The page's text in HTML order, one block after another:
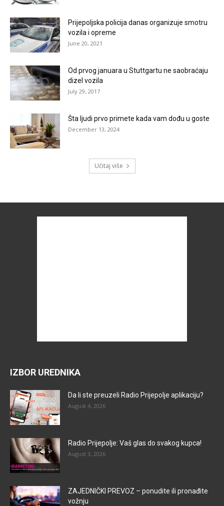
Prijepoljska policija danas organizuje smotru
vozila i opreme
June 20, 2021
Od prvog januara u Stuttgartu ne saobraćaju
dizel vozila
July 29, 2017
Šta ljudi prvo primete kada vam dođu u goste
December 13, 2024
Učitaj više
IZBOR UREDNIKA
Da li ste preuzeli Radio Prijepolje aplikaciju?
August 4, 2026
Radio Prijepolje: Vaš glas do svakog kupca!
August 3, 2026
ZAJEDNIČKI PREVOZ – ponudite ili pronađite
vožnju